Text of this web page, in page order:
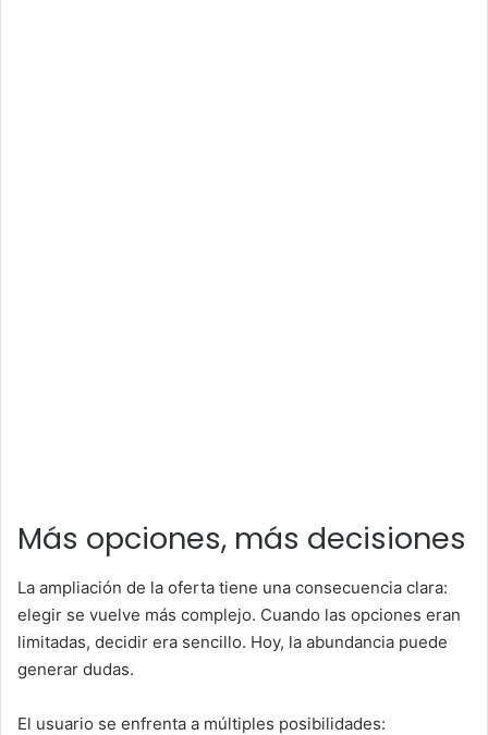
Más opciones, más decisiones
La ampliación de la oferta tiene una consecuencia clara:
elegir se vuelve más complejo. Cuando las opciones eran
limitadas, decidir era sencillo. Hoy, la abundancia puede
generar dudas.
El usuario se enfrenta a múltiples posibilidades: